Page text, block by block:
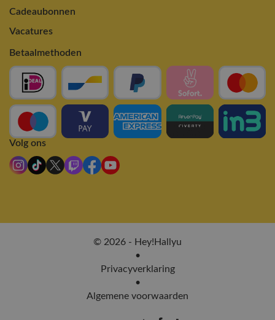
Cadeaubonnen
Vacatures
Betaalmethoden
Volg ons
© 2026 - Hey!Hallyu
•
Privacyverklaring
•
Algemene voorwaarden